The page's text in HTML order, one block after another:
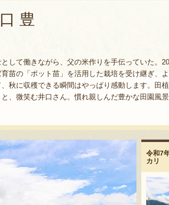
豊
して働きながら、父の米作りを手伝っていた。
苗の「ポット苗」を活用した栽培を受け継ぎ、
秋に収穫できる瞬間はやっぱり感動します。田
、微笑む井口さん。慣れ親しんだ豊かな田園風景
令和7
カリ